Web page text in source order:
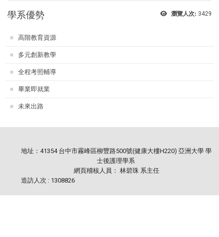
瀏覽人次: 3429
學系優勢
高階教育資源
多元創新教學
全程考照輔導
畢業即就業
未來出路
地址：41354 台中市霧峰區柳豐路500號(健康大樓H220) 亞洲大學 學
士後護理學系
網頁稽核人員： 林碧珠 系主任
造訪人次 : 1308826